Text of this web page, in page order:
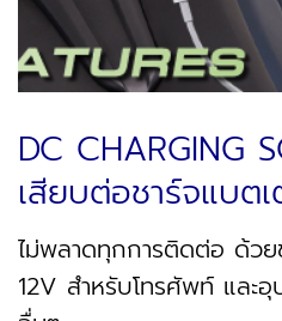
DC CHARGING
เสียบต่อชาร์จแบต
ไม่พลาดทุกการติดต่อ ด้ว
12V สำหรับโทรศัพท์ และ